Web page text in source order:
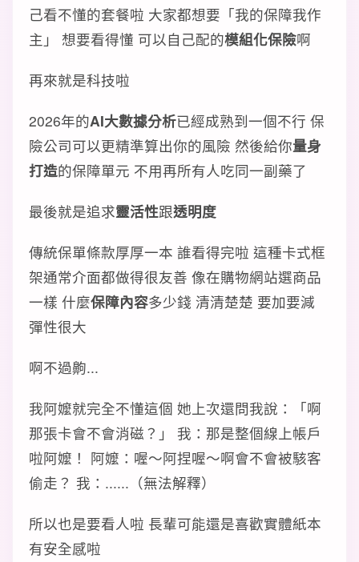
己看不懂的套餐啦 大家都想要「我的保障我作
主」 想要看得懂 可以自己配的模組化保險啊
再來就是科技啦
2026年的AI大數據分析已經成熟到一個不行 保
險公司可以更精準算出你的風險 然後給你量身
打造的保障單元 不用再所有人吃同一副藥了
最後就是追求靈活性跟透明度
傳統保單條款厚厚一本 誰看得完啦 這種卡式框
架通常介面都做得很友善 像在購物網站選商品
一樣 什麼保障內容多少錢 清清楚楚 要加要減
彈性很大
啊不過齁...
我阿嬤就完全不懂這個 她上次還問我說：「啊
那張卡會不會消磁？」 我：那是整個線上帳戶
啦阿嬤！ 阿嬤：喔～阿捏喔～啊會不會被駭客
偷走？ 我：......（無法解釋）
所以也是要看人啦 長輩可能還是喜歡實體紙本
有安全感啦